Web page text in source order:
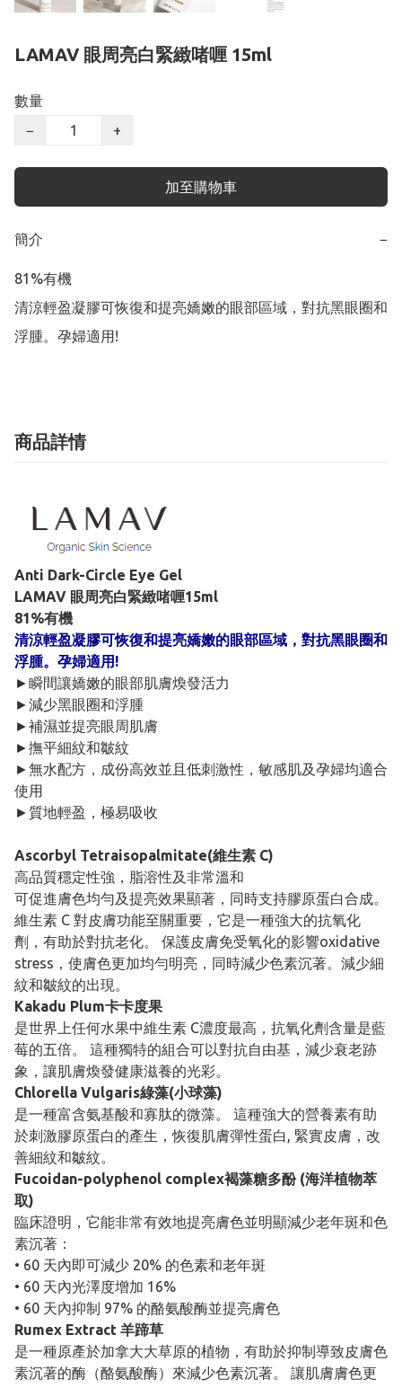
LAMAV 眼周亮白緊緻啫喱 15ml
數量
−
+
加至購物車
簡介 −
81%有機
清涼輕盈凝膠可恢復和提亮嬌嫩的眼部區域，對抗黑眼圈和
浮腫。孕婦適用!
商品詳情
Anti Dark-Circle Eye Gel
LAMAV 眼周亮白緊緻啫喱15ml
81%有機
清涼輕盈凝膠可恢復和提亮嬌嫩的眼部區域，對抗黑眼圈和
浮腫。孕婦適用!
►瞬間讓嬌嫩的眼部肌膚煥發活力
►減少黑眼圈和浮腫
►補濕並提亮眼周肌膚
►撫平細紋和皺紋
►無水配方，成份高效並且低刺激性，敏感肌及孕婦均適合
使用
►質地輕盈，極易吸收
Ascorbyl Tetraisopalmitate(維生素 C)
高品質穩定性強，脂溶性及非常溫和
可促進膚色均勻及提亮效果顯著，同時支持膠原蛋白合成。
維生素 C 對皮膚功能至關重要，它是一種強大的抗氧化
劑，有助於對抗老化。 保護皮膚免受氧化的影響oxidative
stress，使膚色更加均勻明亮，同時減少色素沉著。減少細
紋和皺紋的出現。
Kakadu Plum卡卡度果
是世界上任何水果中維生素 C濃度最高，抗氧化劑含量是藍
莓的五倍。 這種獨特的組合可以對抗自由基，減少衰老跡
象，讓肌膚煥發健康滋養的光彩。
Chlorella Vulgaris綠藻(小球藻)
是一種富含氨基酸和寡肽的微藻。 這種強大的營養素有助
於刺激膠原蛋白的產生，恢復肌膚彈性蛋白, 緊實皮膚，改
善細紋和皺紋。
Fucoidan-polyphenol complex褐藻糖多酚 (海洋植物萃
取)
臨床證明，它能非常有效地提亮膚色並明顯減少老年斑和色
素沉著：
• 60 天內即可減少 20% 的色素和老年斑
• 60 天內光澤度增加 16%
• 60 天內抑制 97% 的酪氨酸酶並提亮膚色
Rumex Extract 羊蹄草
是一種原產於加拿大大草原的植物，有助於抑制導致皮膚色
素沉著的酶（酪氨酸酶）來減少色素沉著。 讓肌膚膚色更